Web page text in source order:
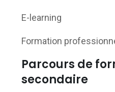
E-learning
Formation
Parcours de
secondaire